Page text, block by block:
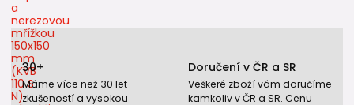
30+
Máme více než 30 let
zkušeností a vysokou
Doručení v ČR a SR
Veškeré zboží vám doručíme
kamkoliv v ČR a SR. Cenu